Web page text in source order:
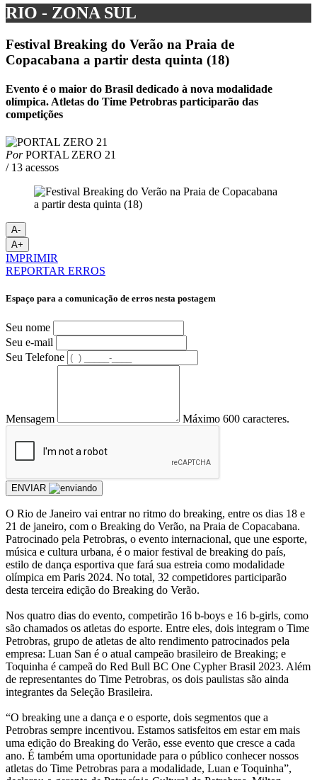
RIO - ZONA SUL
Festival Breaking do Verão na Praia de
Copacabana a partir desta quinta (18)
Evento é o maior do Brasil dedicado à nova modalidade
olímpica. Atletas do Time Petrobras participarão das
competições
PorPORTAL ZERO 21
/ 13 acessos
A-
A+
IMPRIMIR
REPORTAR ERROS
Espaço para a comunicação de erros nesta postagem
Seu nome
Seu e-mail
Seu Telefone
Mensagem Máximo 600 caracteres.
ENVIAR
O Rio de Janeiro vai entrar no ritmo do breaking, entre os dias 18 e
21 de janeiro, com o Breaking do Verão, na Praia de Copacabana.
Patrocinado pela Petrobras, o evento internacional, que une esporte,
música e cultura urbana, é o maior festival de breaking do país,
estilo de dança esportiva que fará sua estreia como modalidade
olímpica em Paris 2024. No total, 32 competidores participarão
desta terceira edição do Breaking do Verão.
Nos quatro dias do evento, competirão 16 b-boys e 16 b-girls, como
são chamados os atletas do esporte. Entre eles, dois integram o Time
Petrobras, grupo de atletas de alto rendimento patrocinados pela
empresa: Luan San é o atual campeão brasileiro de Breaking; e
Toquinha é campeã do Red Bull BC One Cypher Brasil 2023. Além
de representantes do Time Petrobras, os dois paulistas são ainda
integrantes da Seleção Brasileira.
“O breaking une a dança e o esporte, dois segmentos que a
Petrobras sempre incentivou. Estamos satisfeitos em estar em mais
uma edição do Breaking do Verão, esse evento que cresce a cada
ano. É também uma oportunidade para o público conhecer nossos
atletas do Time Petrobras para a modalidade, Luan e Toquinha”,